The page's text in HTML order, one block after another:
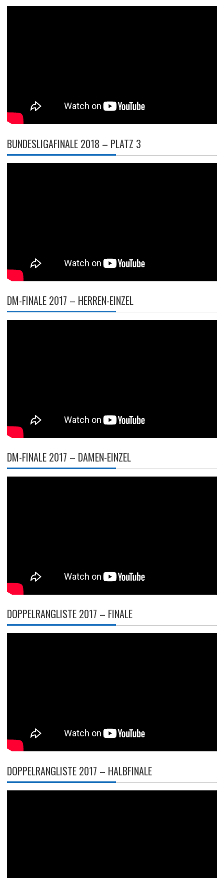
BUNDESLIGAFINALE 2018 – PLATZ 3
DM-FINALE 2017 – HERREN-EINZEL
DM-FINALE 2017 – DAMEN-EINZEL
DOPPELRANGLISTE 2017 – FINALE
DOPPELRANGLISTE 2017 – HALBFINALE